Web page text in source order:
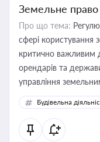
Земельне право
Про що тема:
сфері користування
критично важливим
орендарів та
управління
Будівельна